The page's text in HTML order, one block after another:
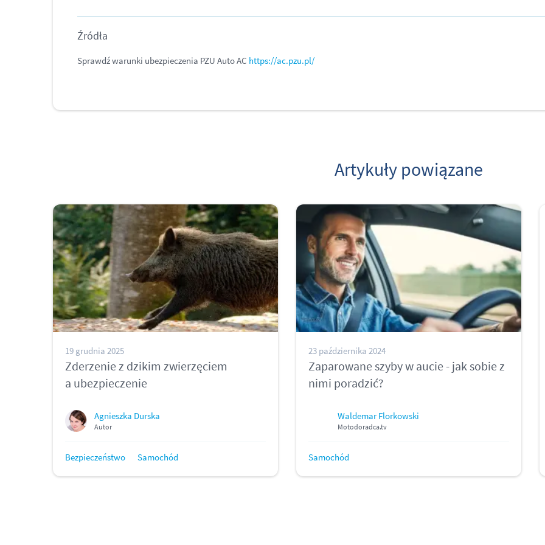
Źródła
Sprawdź warunki ubezpieczenia PZU Auto AC https://ac.pzu.pl/
Artykuły powiązane
19 grudnia 2025
Zderzenie z dzikim zwierzęciem
a ubezpieczenie
Agnieszka Durska
Autor
Bezpieczeństwo Samochód
23 października 2024
Zaparowane szyby w aucie - jak sobie z
nimi poradzić?
Waldemar Florkowski
Motodoradca.tv
Samochód